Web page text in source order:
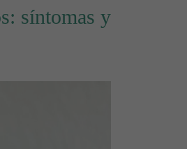
síntomas y